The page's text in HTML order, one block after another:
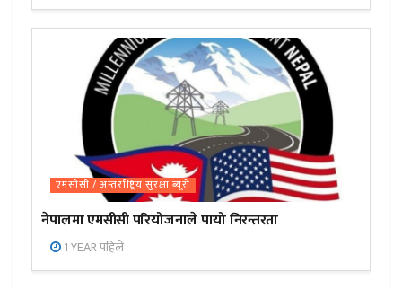
एमसीसी / अन्तर्राष्ट्रिय सुरक्षा ब्यूरो
नेपालमा एमसीसी परियोजनाले पायो निरन्तरता
1 YEAR पहिले